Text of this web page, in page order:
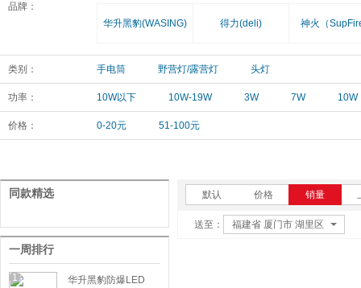
品牌：
华升黑豹(WASING)
得力(deli) 神火（
类别： 手电筒 野营灯/露营灯 头灯
功率： 10W以下 10W-19W 3W 7W 10W
价格： 0-20元 51-100元
同款精选
一周排行
1
华升黑豹防爆LED
默认 价格 销量
送至： 福建省 厦门市 湖里区